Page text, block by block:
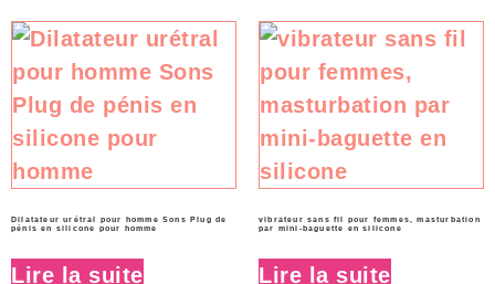
Dilatateur urétral pour homme Sons Plug de
pénis en silicone pour homme
Lire la suite
vibrateur sans fil pour femmes, masturbation
par mini-baguette en silicone
Lire la suite